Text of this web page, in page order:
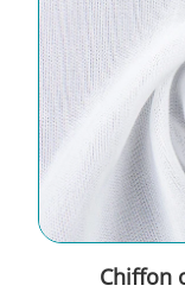
Chiffon